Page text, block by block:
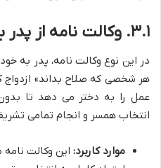
۳.۱. وکالت نامه از پدر به دختر (عام)
در این نوع وکالت نامه، پدر به
هر شخصی که صلاح بداند» ازدواج
عمل را به دختر می دهد تا
انتخاب همسر و انجام تمامی
موارد کاربرد: این وکالت نامه